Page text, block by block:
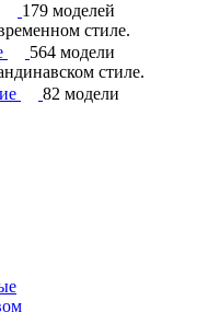
179 моделей
564 модели
82 модели